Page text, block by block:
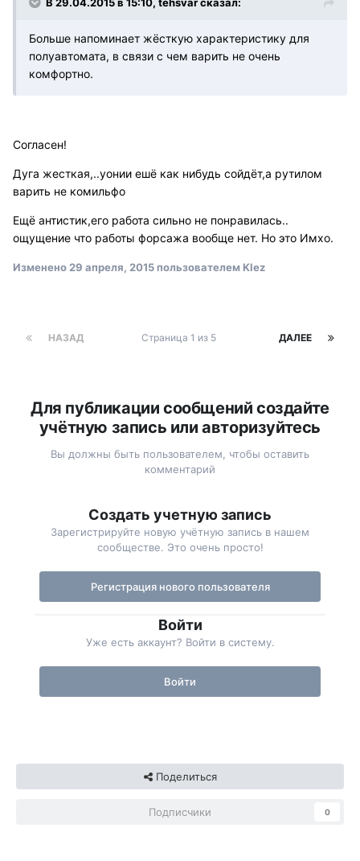
В 29.04.2015 в 15:10, tehsvar сказал:
Больше напоминает жёсткую характеристику для
полуавтомата, в связи с чем варить не очень
комфортно.
Согласен!
Дуга жесткая,..уонии ешё как нибудь сойдёт,а рутилом
варить не комильфо
Ещё антистик,его работа сильно не понравилась..
ощущение что работы форсажа вообще нет. Но это Имхо.
Изменено29 апреля, 2015пользователем Klez
НАЗАД ДАЛЕЕ
Страница 1 из 5
Для публикации сообщений создайте
учётную запись или авторизуйтесь
Вы должны быть пользователем, чтобы оставить
комментарий
Создать учетную запись
Зарегистрируйте новую учётную запись в нашем
сообществе. Это очень просто!
Регистрация нового пользователя
Войти
Уже есть аккаунт? Войти в систему.
Войти
Поделиться
Подписчики 0